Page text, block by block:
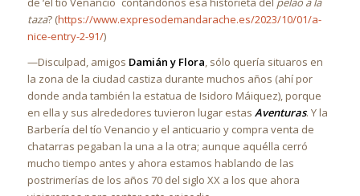
taza? (https://www.expresodemandarache.es/2023/10/01/a-
nice-entry-2-91/)
—Disculpad, amigos Damián y Flora, sólo quería situaros en
la zona de la ciudad castiza durante muchos años (ahí por
donde anda también la estatua de Isidoro Máiquez), porque
en ella y sus alrededores tuvieron lugar estas Aventuras. Y la
Barbería del tío Venancio y el anticuario y compra venta de
chatarras pegaban la una a la otra; aunque aquélla cerró
mucho tiempo antes y ahora estamos hablando de las
postrimerías de los años 70 del siglo XX a los que ahora